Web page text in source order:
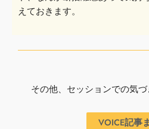
えておきます。
その他、セッションでの気
VOICE記事